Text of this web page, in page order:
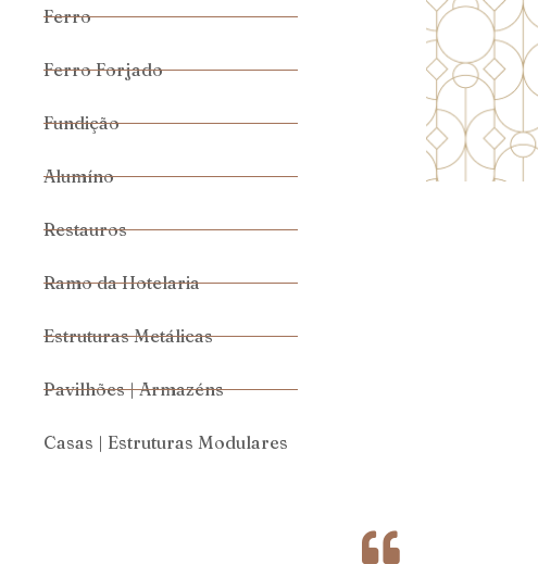
Ferro
Ferro Forjado
Fundição
Alumíno
Restauros
Ramo da Hotelaria
Estruturas Metálicas
Pavilhões | Armazéns
Casas | Estruturas Modulares